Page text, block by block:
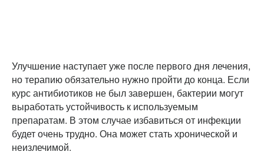
Улучшение наступает уже после первого дня лечения,
но терапию обязательно нужно пройти до конца. Если
курс антибиотиков не был завершен, бактерии могут
выработать устойчивость к используемым
препаратам. В этом случае избавиться от инфекции
будет очень трудно. Она может стать хронической и
неизлечимой.